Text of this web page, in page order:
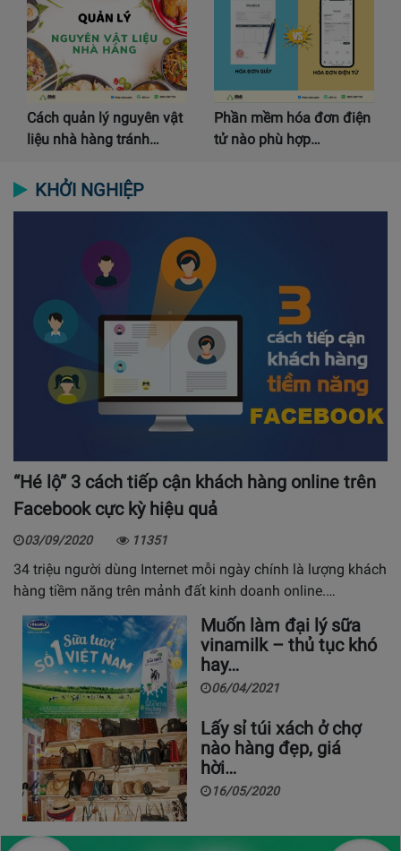
Cách quản lý nguyên vật
liệu nhà hàng tránh…
Phần mềm hóa đơn điện
tử nào phù hợp…
KHỞI NGHIỆP
“Hé lộ” 3 cách tiếp cận khách hàng online trên
Facebook cực kỳ hiệu quả
03/09/2020 11351
34 triệu người dùng Internet mỗi ngày chính là lượng khách
hàng tiềm năng trên mảnh đất kinh doanh online.…
Muốn làm đại lý sữa
vinamilk – thủ tục khó
hay…
06/04/2021
Lấy sỉ túi xách ở chợ
nào hàng đẹp, giá
hời…
16/05/2020